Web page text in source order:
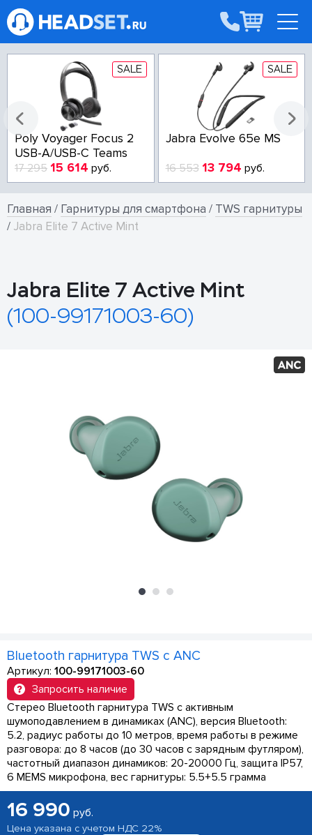
SALE
Poly Voyager Focus 2
USB-A/USB-C Teams
17 295 15 614 руб.
SALE
Jabra Evolve 65e MS
16 553 13 794 руб.
Главная / Гарнитуры для смартфона / TWS гарнитуры
/ Jabra Elite 7 Active Mint
Jabra Elite 7 Active Mint
(100-99171003-60)
Bluetooth гарнитура TWS с ANC
Артикул: 100-99171003-60
Запросить наличие
Стерео Bluetooth гарнитура TWS с активным
шумоподавлением в динамиках (ANC), версия Bluetooth:
5.2, радиус работы до 10 метров, время работы в режиме
разговора: до 8 часов (до 30 часов с зарядным футляром),
частотный диапазон динамиков: 20-20000 Гц, защита IP57,
6 MEMS микрофона, вес гарнитуры: 5.5+5.5 грамма
16 990 руб.
Цена указана с учетом НДС 22%